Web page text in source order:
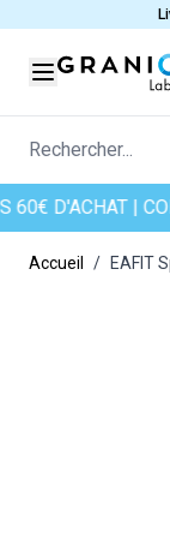
Rechercher...
D'ACHAT|
Accueil / EAFIT